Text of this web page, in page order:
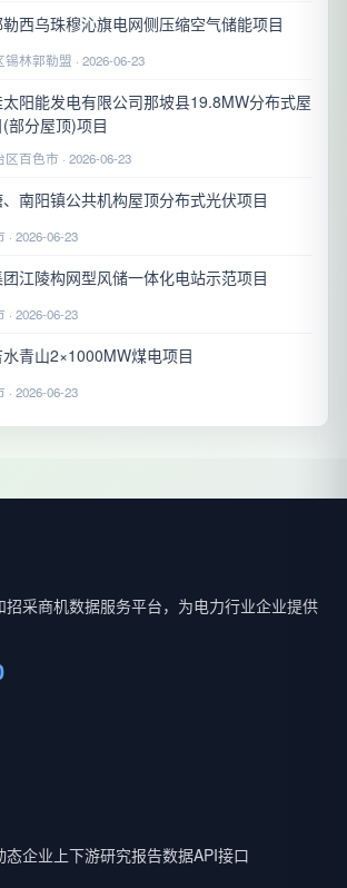
西乌珠穆沁旗电网侧压缩空气储能项目
林郭勒盟 · 2026-06-23
阳能发电有限公司那坡县19.8MW分布式屋
部分屋顶)项目
百色市 · 2026-06-23
南阳镇公共机构屋顶分布式光伏项目
2026-06-23
江陵构网型风储一体化电站示范项目
2026-06-23
青山2×1000MW煤电项目
2026-06-23
采商机数据服务平台，为电力行业企业提供
态企业上下游研究报告数据API接口